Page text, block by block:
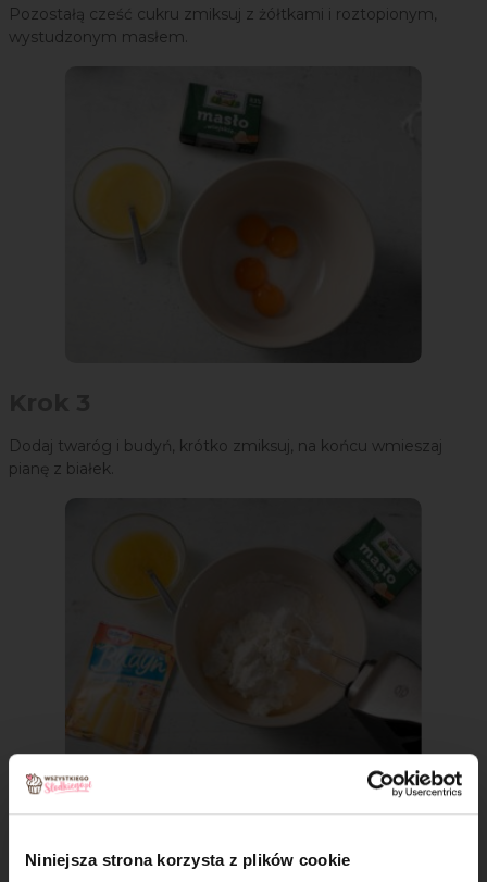
Niniejsza strona korzysta z plików cookie
Pozostałą cześć cukru zmiksuj z żółtkami i roztopionym,
wystudzonym masłem.
Dodaj twaróg i budyń, krótko zmiksuj, na końcu wmieszaj
pianę z białek.